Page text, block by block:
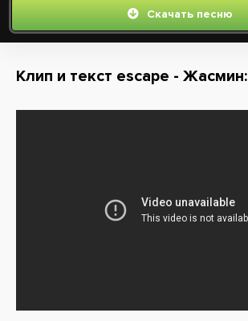
Скачать песню
Клип и текст escape - Жасмин: